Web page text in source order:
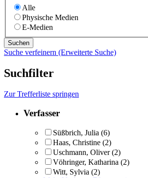
Alle
Physische Medien
E-Medien
Suche verfeinern (Erweiterte Suche)
Suchfilter
Zur Trefferliste springen
Verfasser
Süßbrich, Julia (6)
Haas, Christine (2)
Uschmann, Oliver (2)
Vöhringer, Katharina (2)
Witt, Sylvia (2)